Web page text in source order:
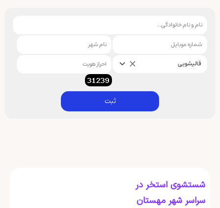
قالیشویی
ثبت
شستشوی استخر در
سراسر شهر مهستان